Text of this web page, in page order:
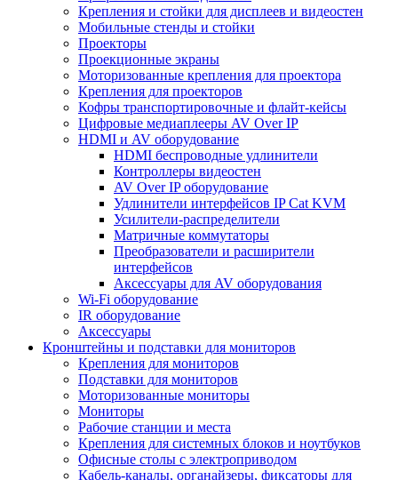
Крепления и стойки для дисплеев и видеостен
Мобильные стенды и стойки
Проекторы
Проекционные экраны
Моторизованные крепления для проектора
Крепления для проекторов
Кофры транспортировочные и флайт-кейсы
Цифровые медиаплееры AV Over IP
HDMI и AV оборудование
HDMI беспроводные удлинители
Контроллеры видеостен
AV Over IP оборудование
Удлинители интерфейсов IP Cat KVM
Усилители-распределители
Матричные коммутаторы
Преобразователи и расширители
интерфейсов
Аксессуары для AV оборудования
Wi-Fi оборудование
IR оборудование
Аксессуары
Кронштейны и подставки для мониторов
Крепления для мониторов
Подставки для мониторов
Моторизованные мониторы
Мониторы
Рабочие станции и места
Крепления для системных блоков и ноутбуков
Офисные столы с электроприводом
Кабель-каналы, органайзеры, фиксаторы для